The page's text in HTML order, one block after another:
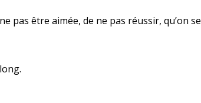
pas être aimée, de ne pas réussir, qu’on se